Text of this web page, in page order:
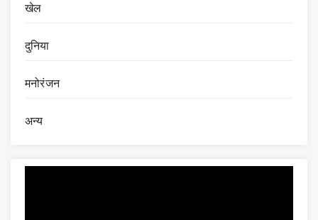
खेल
दुनिया
मनोरंजन
अन्य